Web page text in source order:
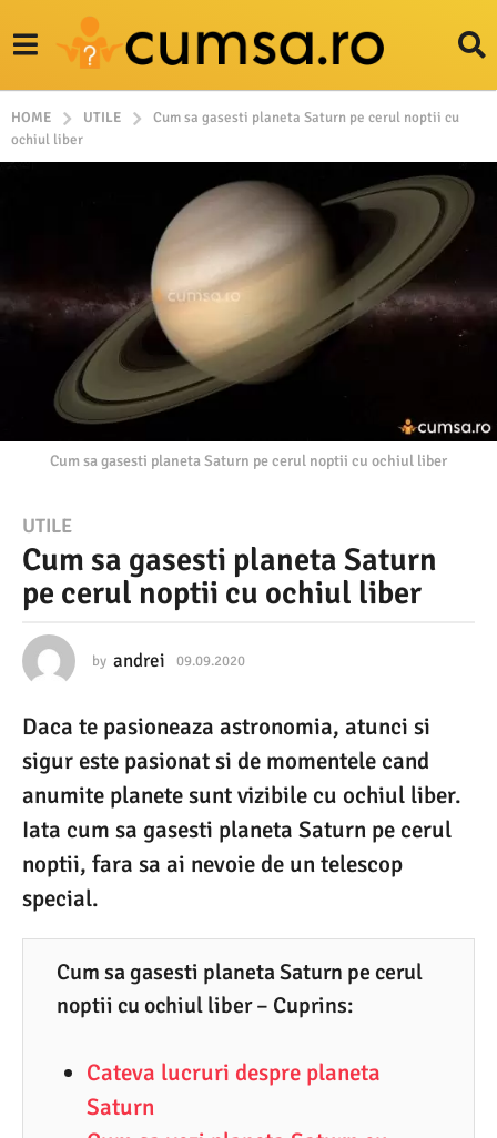
HOME UTILE
Cum sa gasesti planeta Saturn pe cerul noptii cu
ochiul liber
Cum sa gasesti planeta Saturn pe cerul noptii cu ochiul liber
0
9
.
9
2
0
2
0
0
9
.
UTILE
Cum sa gasesti planeta Saturn
pe cerul noptii cu ochiul liber
by andrei 09.09.2020
0
.
2
0
2
Daca te pasioneaza astronomia, atunci si
sigur este pasionat si de momentele cand
anumite planete sunt vizibile cu ochiul liber.
Iata cum sa gasesti planeta Saturn pe cerul
noptii, fara sa ai nevoie de un telescop
special.
Cum sa gasesti planeta Saturn pe cerul
noptii cu ochiul liber – Cuprins:
Cateva lucruri despre planeta
Saturn